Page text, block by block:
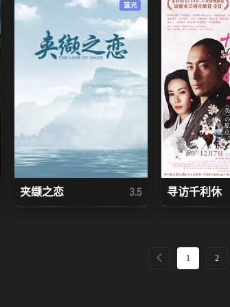
蓝光
夹缬之恋 3.5 寻访千利休
1 2